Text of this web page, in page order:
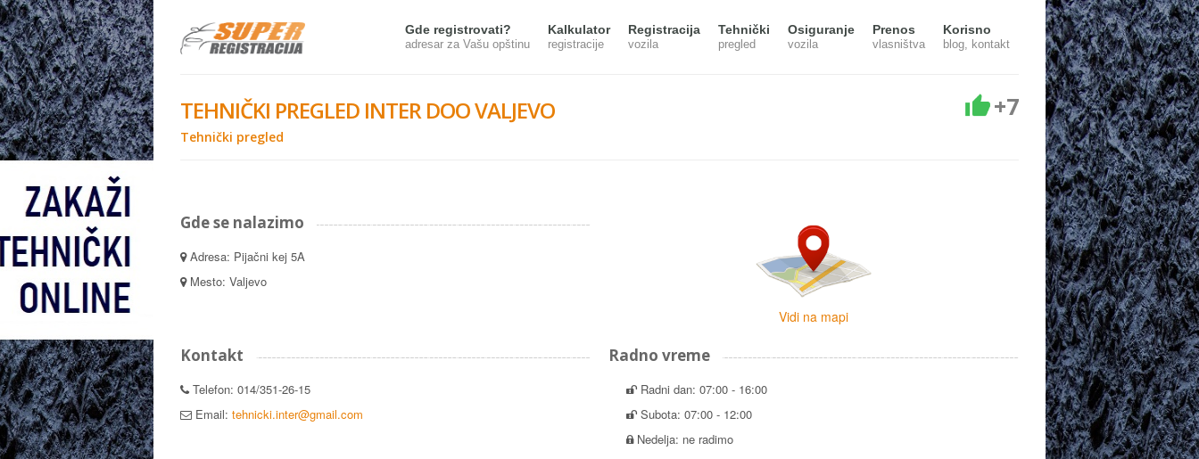
Gde registrovati?
adresar za Vašu opštinu
Kalkulator
registracije
Registracija
vozila
Tehnički
pregled
Osiguranje
vozila
Prenos
vlasništva
Korisno
blog, kontakt
TEHNIČKI PREGLED INTER DOO VALJEVO
Tehnički pregled
+7
Gde se nalazimo
Adresa: Pijačni kej 5A
Mesto: Valjevo
Vidi na mapi
Kontakt
Telefon: 014/351-26-15
Email: tehnicki.inter@gmail.com
Radno vreme
Radni dan: 07:00 - 16:00
Subota: 07:00 - 12:00
Nedelja: ne radimo